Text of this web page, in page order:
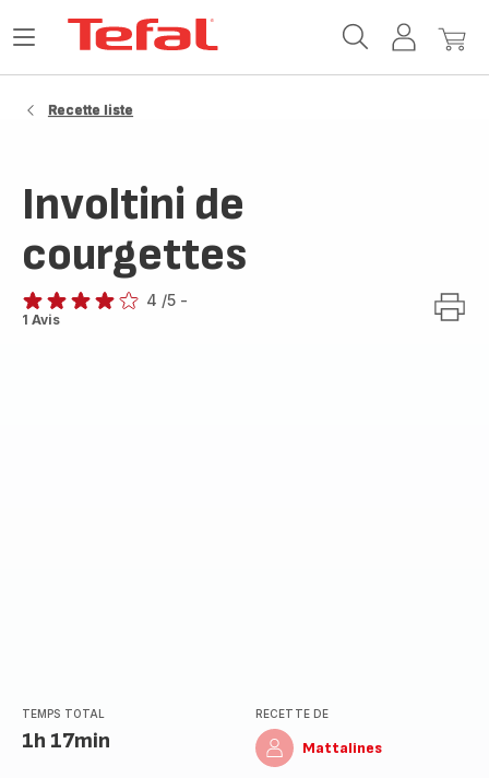
MonMon
Ouvrir
Recette liste
Involtini de
courgettes
Avis
4 /5 -
1 Avis
TEMPS TOTAL
1h 17min
RECETTE DE
Mattalines